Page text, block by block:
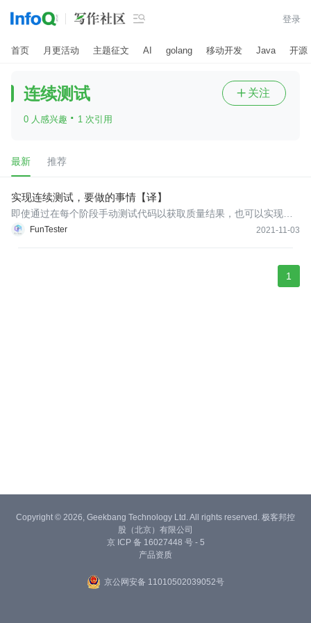
 登录
首页 月更活动 主题征文 AI golang 移动开发 Java 开源
连续测试
0 人感兴趣 · 1 次引用
 关注
最新 推荐
实现连续测试，要做的事情【译】
FunTester 2021-11-03
即使通过在每个阶段手动测试代码以获取质量结果，也可以实现连
续测试。尽管如此，测试自动化可以加快错误检测的速度以及作为
1
Copyright © 2026, Geekbang Technology Ltd. All rights reserved. 极客邦控
股（北京）有限公司
京 ICP 备 16027448 号 - 5
产品资质
京公网安备 11010502039052号